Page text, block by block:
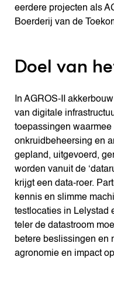
eerdere projecten als
Boerderij van de
Doel van
In AGROS-II
van digitale
toepassingen
onkruidbeheersing en
gepland, uitgevoerd,
worden vanuit de
krijgt een data-roer.
kennis en slimme
testlocaties in Lelystad
teler de datastroom
betere beslissingen en
agronomie en impact